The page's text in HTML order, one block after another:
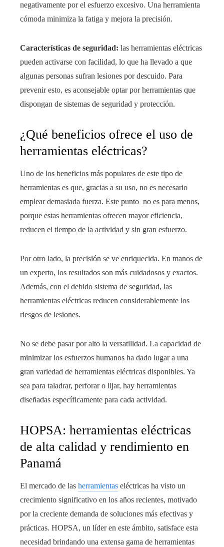
negativamente por el esfuerzo excesivo. Una herramienta
cómoda minimiza la fatiga y mejora la precisión.
Características de seguridad: las herramientas eléctricas
pueden activarse con facilidad, lo que ha llevado a que
algunas personas sufran lesiones por descuido. Para
prevenir esto, es aconsejable optar por herramientas que
dispongan de sistemas de seguridad y protección.
¿Qué beneficios ofrece el uso de
herramientas eléctricas?
Uno de los beneficios más populares de este tipo de
herramientas es que, gracias a su uso, no es necesario
emplear demasiada fuerza. Este punto no es para menos,
porque estas herramientas ofrecen mayor eficiencia,
reducen el tiempo de la actividad y sin gran esfuerzo.
Por otro lado, la precisión se ve enriquecida. En manos de
un experto, los resultados son más cuidadosos y exactos.
Además, con el debido sistema de seguridad, las
herramientas eléctricas reducen considerablemente los
riesgos de lesiones.
No se debe pasar por alto la versatilidad. La capacidad de
minimizar los esfuerzos humanos ha dado lugar a una
gran variedad de herramientas eléctricas disponibles. Ya
sea para taladrar, perforar o lijar, hay herramientas
diseñadas específicamente para cada actividad.
HOPSA: herramientas eléctricas
de alta calidad y rendimiento en
Panamá
El mercado de las herramientas eléctricas ha visto un
crecimiento significativo en los años recientes, motivado
por la creciente demanda de soluciones más efectivas y
prácticas. HOPSA, un líder en este ámbito, satisface esta
necesidad brindando una extensa gama de herramientas